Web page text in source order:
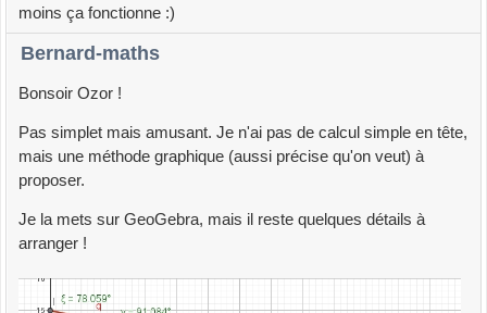
moins ça fonctionne :)
Bernard-maths
Bonsoir Ozor !
Pas simplet mais amusant. Je n'ai pas de calcul simple en tête,
mais une méthode graphique (aussi précise qu'on veut) à
proposer.
Je la mets sur GeoGebra, mais il reste quelques détails à
arranger !